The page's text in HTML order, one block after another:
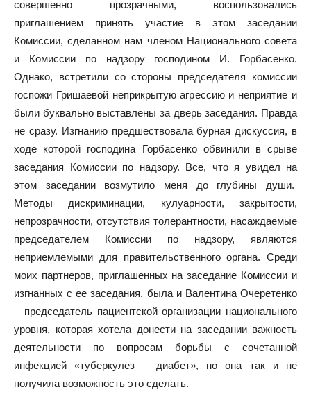
совершенно прозрачными, воспользовались
приглашением принять участие в этом заседании
Комиссии, сделанном нам членом Национального совета
и Комиссии по надзору господином И. Горбасенко.
Однако, встретили со стороны председателя комиссии
госпожи Гришаевой неприкрытую агрессию и неприятие и
были буквально выставлены за дверь заседания. Правда
не сразу. Изгнанию предшествовала бурная дискуссия, в
ходе которой господина Горбасенко обвинили в срыве
заседания Комиссии по надзору. Все, что я увидел на
этом заседании возмутило меня до глубины души.
Методы дискриминации, кулуарности, закрытости,
непрозрачности, отсутствия толерантности, насаждаемые
председателем Комиссии по надзору, являются
неприемлемыми для правительственного органа. Среди
моих партнеров, приглашенных на заседание Комиссии и
изгнанных с ее заседания, была и Валентина Очеретенко
– председатель пациентской организации национального
уровня, которая хотела донести на заседании важность
деятельности по вопросам борьбы с сочетанной
инфекцией «туберкулез – диабет», но она так и не
получила возможность это сделать.